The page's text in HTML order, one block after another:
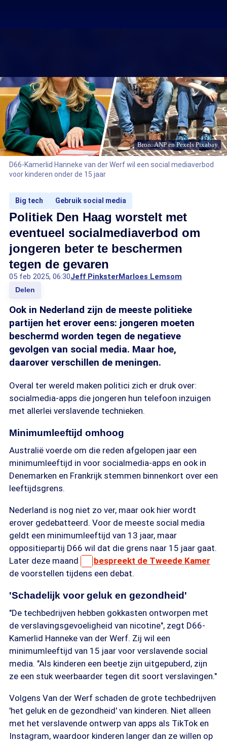
Bron: ANP en Pexels Pixabay
D66-Kamerlid Hanneke van der Werf wil een social mediaverbod
voor kinderen onder de 15 jaar
Big tech Gebruik social media
Politiek Den Haag worstelt met
eventueel socialmediaverbod om
jongeren beter te beschermen
tegen de gevaren
05 feb 2025, 06:30Jeff PinksterMarloes Lemsom
Delen
Ook in Nederland zijn de meeste politieke
partijen het erover eens: jongeren moeten
beschermd worden tegen de negatieve
gevolgen van social media. Maar hoe,
daarover verschillen de meningen.
Overal ter wereld maken politici zich er druk over:
socialmedia-apps die jongeren hun telefoon inzuigen
met allerlei verslavende technieken.
Minimumleeftijd omhoog
Australië voerde om die reden afgelopen jaar een
minimumleeftijd in voor socialmedia-apps en ook in
Denemarken en Frankrijk stemmen binnenkort over een
leeftijdsgrens.
Nederland is nog niet zo ver, maar ook hier wordt
erover gedebatteerd. Voor de meeste social media
geldt een minimumleeftijd van 13 jaar, maar
oppositiepartij D66 wil dat die grens naar 15 jaar gaat.
Later deze maand
bespreekt de Tweede Kamer
de voorstellen tijdens een debat.
'Schadelijk voor geluk en gezondheid'
"De techbedrijven hebben gokkasten ontworpen met
de verslavingsgevoeligheid van nicotine", zegt D66-
Kamerlid Hanneke van der Werf. Zij wil een
minimumleeftijd van 15 jaar voor verslavende social
media. "Als kinderen een beetje zijn uitgepuberd, zijn
ze een stuk weerbaarder tegen dit soort verslavingen."
Volgens Van der Werf schaden de grote techbedrijven
'het geluk en de gezondheid' van kinderen. Niet alleen
met het verslavende ontwerp van apps als TikTok en
Instagram, waardoor kinderen langer dan ze willen op